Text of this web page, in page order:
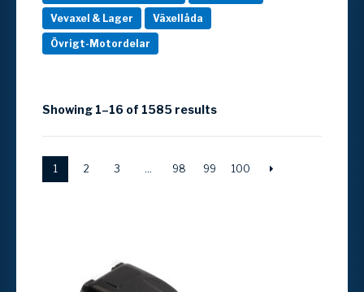
Vevaxel & Lager Växellåda
Övrigt-Motordelar
Showing 1–16 of 1585 results
1 2 3 … 98 99 100